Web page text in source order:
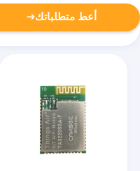
أعط متطلباتك